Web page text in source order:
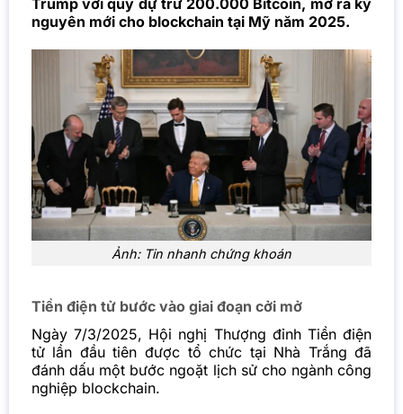
Trump với quỹ dự trữ 200.000 Bitcoin, mở ra kỷ
nguyên mới cho blockchain tại Mỹ năm 2025.
Ảnh: Tin nhanh chứng khoán
Tiền điện tử bước vào giai đoạn cởi mở
Ngày 7/3/2025, Hội nghị Thượng đỉnh Tiền điện
tử lần đầu tiên được tổ chức tại Nhà Trắng đã
đánh dấu một bước ngoặt lịch sử cho ngành công
nghiệp blockchain.